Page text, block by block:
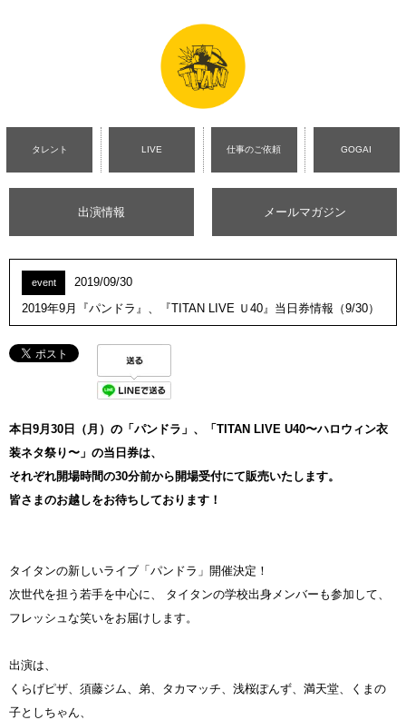
タレント LIVE 仕事のご依頼 GOGAI
出演情報 メールマガジン
event
2019/09/30
2019年9月『パンドラ』、『TITAN LIVE Ｕ40』当日券情報（9/30）
本日9月30日（月）の「パンドラ」、「TITAN LIVE U40〜ハロウィン衣
装ネタ祭り〜」の当日券は、
それぞれ開場時間の30分前から開場受付にて販売いたします。
皆さまのお越しをお待ちしております！
タイタンの新しいライブ「パンドラ」開催決定！
次世代を担う若手を中心に、 タイタンの学校出身メンバーも参加して、
フレッシュな笑いをお届けします。
出演は、
くらげピザ、須藤ジム、弟、タカマッチ、浅桜ぽんず、満天堂、くまの
子としちゃん、